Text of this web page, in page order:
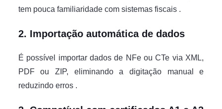
tem pouca familiaridade com sistemas fiscais .
2. Importação automática de dados
É possível importar dados de NFe ou CTe via XML,
PDF ou ZIP, eliminando a digitação manual e
reduzindo erros .